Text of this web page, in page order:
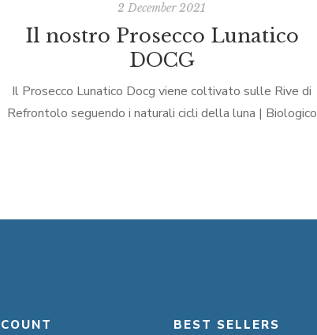
2 December 2021
Il nostro Prosecco Lunatico
DOCG
Il Prosecco Lunatico Docg viene coltivato sulle Rive di
Refrontolo seguendo i naturali cicli della luna | Biologico
BEST SELLERS